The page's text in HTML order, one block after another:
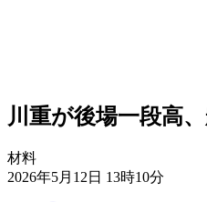
川重が後場一段高
材料
2026年5月12日 13時10分